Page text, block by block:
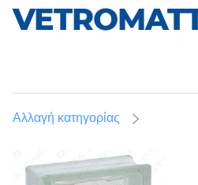
Αλλαγή κατηγορίας